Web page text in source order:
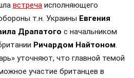
встреча исполняющего
т.н. Украины Евгения
Драпатого с начальником
Ричардом Найтоном.
уточняют, что главной темой
участие британцев в